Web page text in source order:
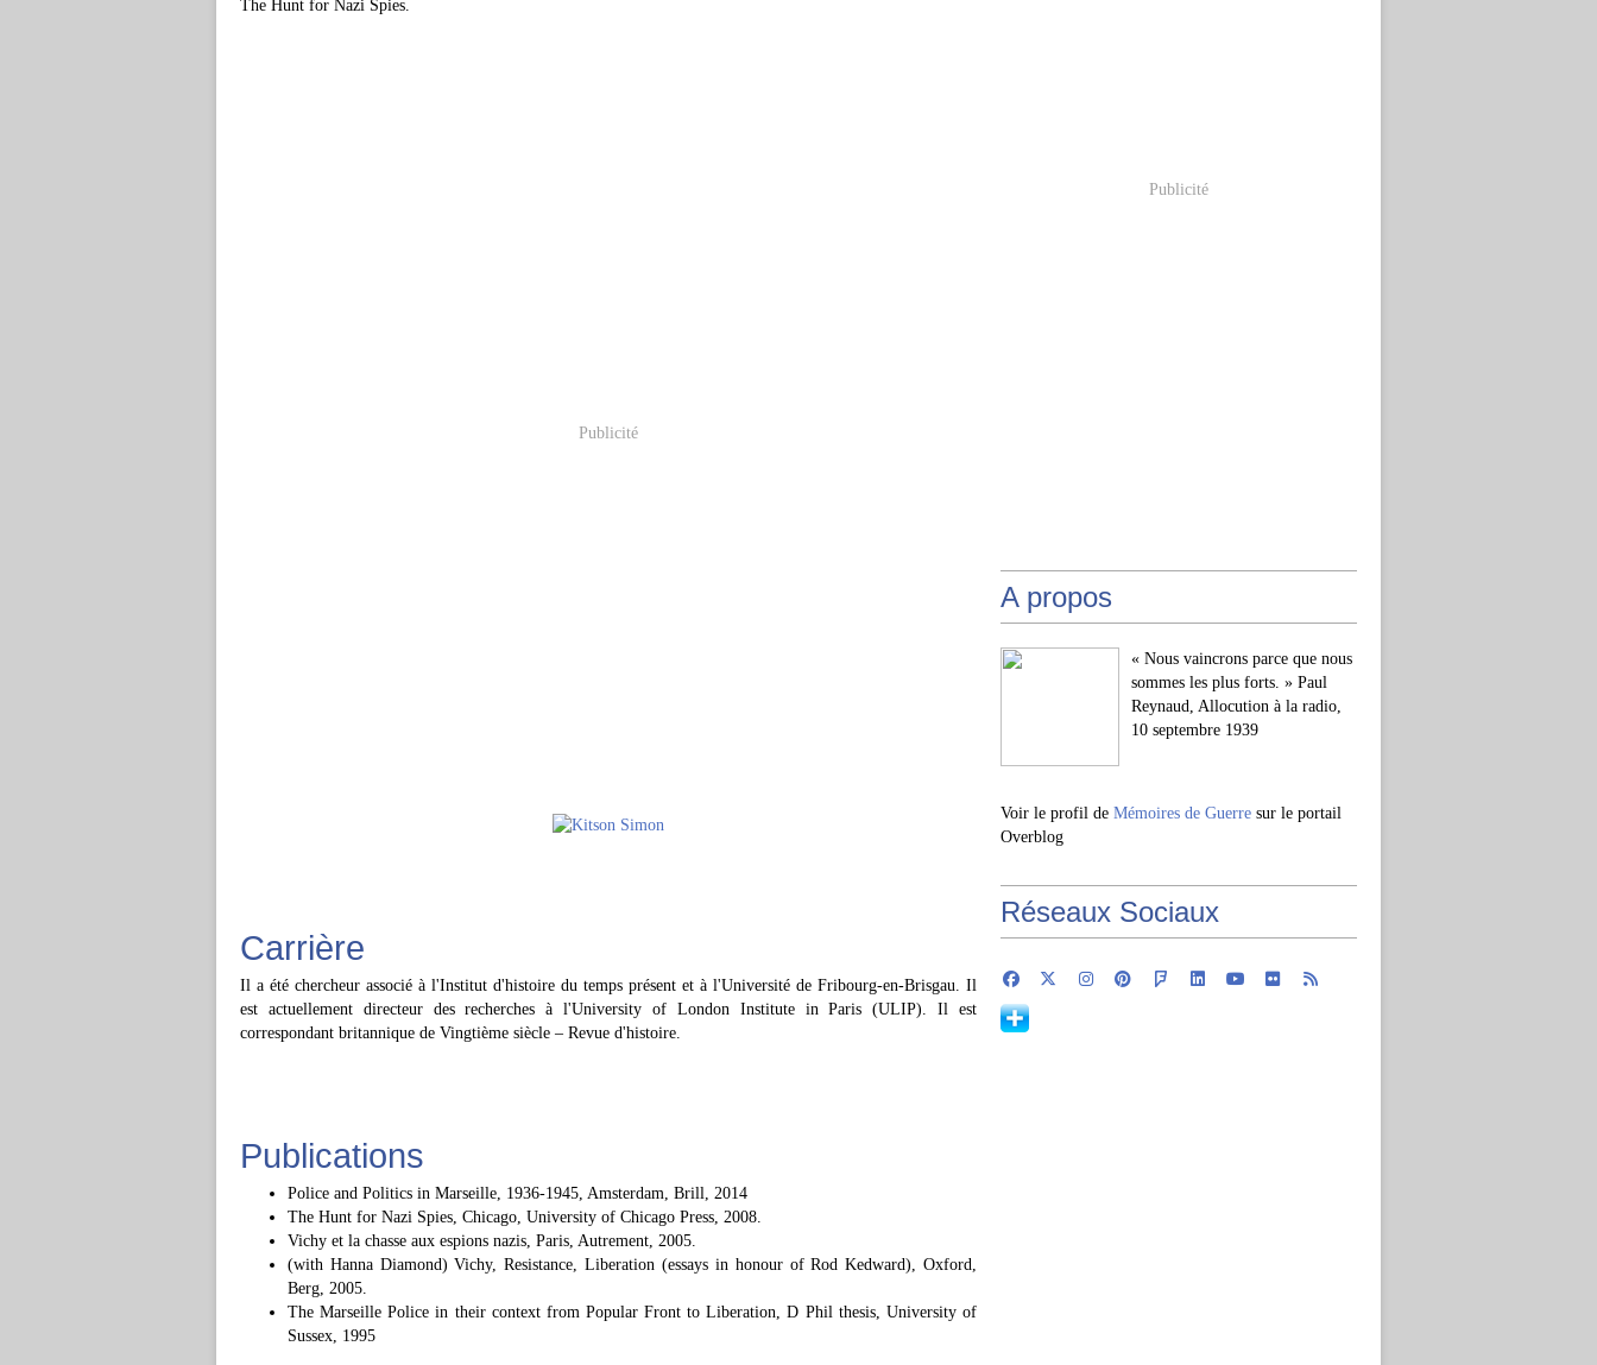
The Hunt for Nazi Spies.
Publicité
Carrière
Il a été chercheur associé à l'Institut d'histoire du temps présent et à l'Université de Fribourg-en-Brisgau. Il
est actuellement directeur des recherches à l'University of London Institute in Paris (ULIP). Il est
correspondant britannique de Vingtième siècle – Revue d'histoire.
Publications
Police and Politics in Marseille, 1936-1945, Amsterdam, Brill, 2014
The Hunt for Nazi Spies, Chicago, University of Chicago Press, 2008.
Vichy et la chasse aux espions nazis, Paris, Autrement, 2005.
(with Hanna Diamond) Vichy, Resistance, Liberation (essays in honour of Rod Kedward), Oxford,
Berg, 2005.
The Marseille Police in their context from Popular Front to Liberation, D Phil thesis, University of
Sussex, 1995
Publicité
A propos
« Nous vaincrons parce que nous
sommes les plus forts. » Paul
Reynaud, Allocution à la radio,
10 septembre 1939
Voir le profil de Mémoires de Guerre sur le portail
Overblog
Réseaux Sociaux